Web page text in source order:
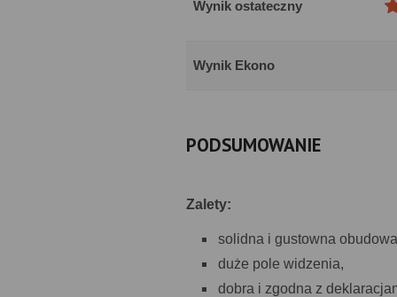
Wynik ostateczny
Wynik Ekono
PODSUMOWANIE
Zalety:
solidna i gustowna
duże pole widzenia,
dobra i zgodna z